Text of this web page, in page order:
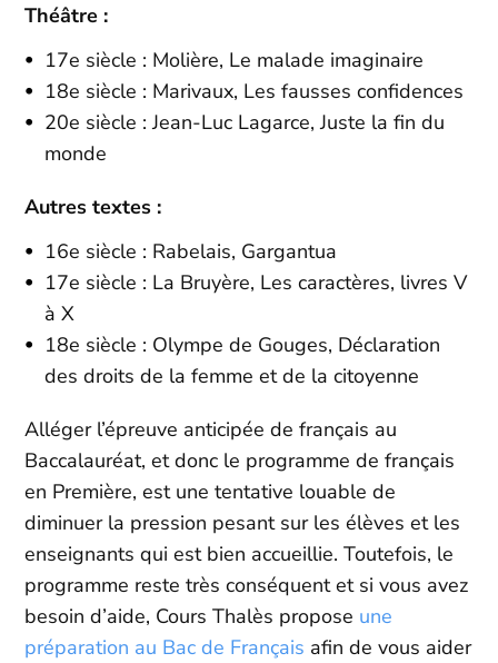
Théâtre :
17e siècle : Molière, Le malade imaginaire
18e siècle : Marivaux, Les fausses confidences
20e siècle : Jean-Luc Lagarce, Juste la fin du
monde
Autres textes :
16e siècle : Rabelais, Gargantua
17e siècle : La Bruyère, Les caractères, livres V
à X
18e siècle : Olympe de Gouges, Déclaration
des droits de la femme et de la citoyenne
Alléger l’épreuve anticipée de français au
Baccalauréat, et donc le programme de français
en Première, est une tentative louable de
diminuer la pression pesant sur les élèves et les
enseignants qui est bien accueillie. Toutefois, le
programme reste très conséquent et si vous avez
besoin d’aide, Cours Thalès propose une
préparation au Bac de Français afin de vous aider